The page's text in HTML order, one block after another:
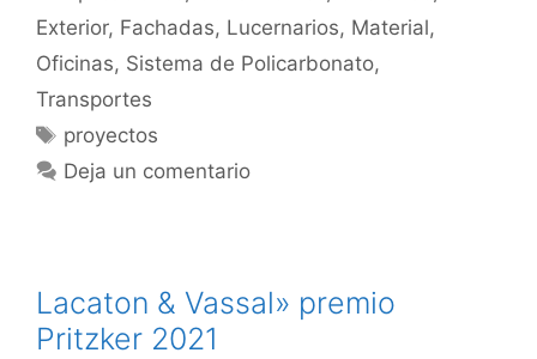
Exterior, Fachadas, Lucernarios, Material,
Oficinas, Sistema de Policarbonato,
Transportes
proyectos
Deja un comentario
Lacaton & Vassal» premio
Pritzker 2021